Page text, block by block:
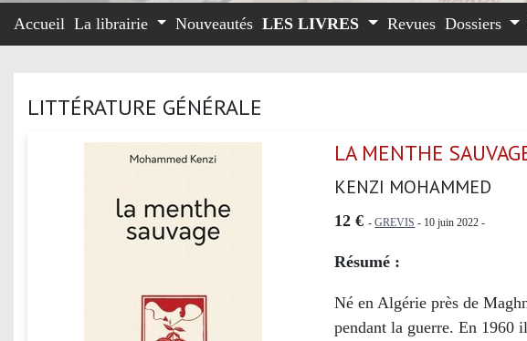
Accueil La librairie Nouveautés LES LIVRES Revues Dossiers
LITTÉRATURE GÉNÉRALE
LA MENTHE
KENZI MOHAMMED
12 € -GREVIS - 10 juin 2022 -
Résumé :
Né en Algérie près de
pendant la guerre. En 1960